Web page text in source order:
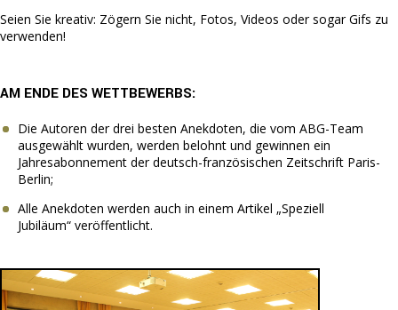
Seien Sie kreativ: Zögern Sie nicht, Fotos, Videos oder sogar Gifs zu
verwenden!
AM ENDE DES WETTBEWERBS:
Die Autoren der drei besten Anekdoten, die vom ABG-Team
ausgewählt wurden, werden belohnt und gewinnen ein
Jahresabonnement der deutsch-französischen Zeitschrift Paris-
Berlin;
Alle Anekdoten werden auch in einem Artikel „Speziell
Jubiläum“ veröffentlicht.